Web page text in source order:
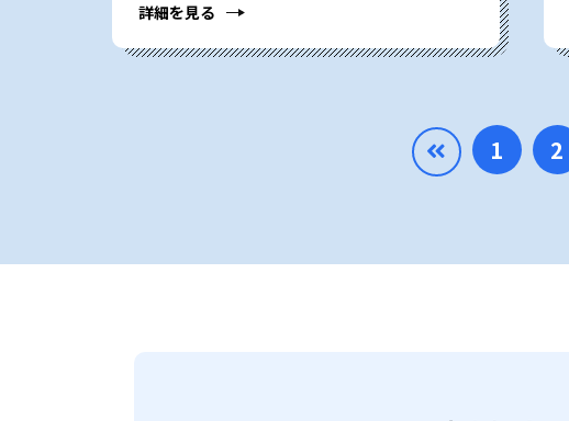
詳細を見る
1 2